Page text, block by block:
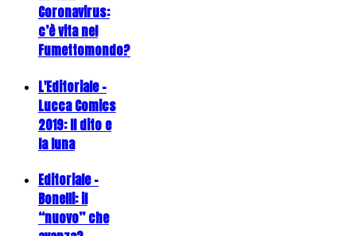
Coronavirus:
c’è vita nel
Fumettomondo?
L'Editoriale -
Lucca Comics
2019: Il dito e
la luna
Editoriale -
Bonelli: il
“nuovo” che